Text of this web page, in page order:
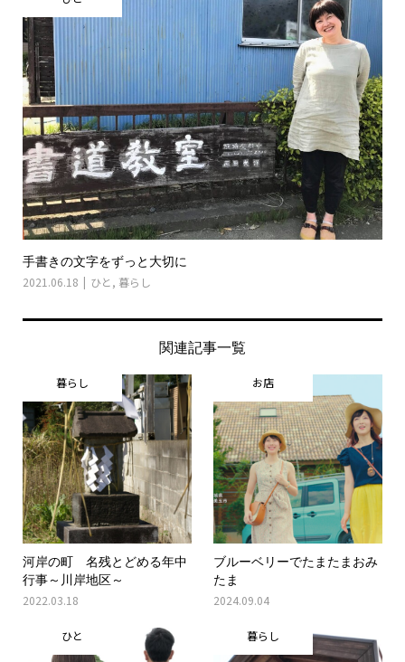
手書きの文字をずっと大切に
2021.06.18 ひと , 暮らし
関連記事一覧
暮らし
河岸の町 名残とどめる年中
行事～川岸地区～
2022.03.18
お店
ブルーベリーでたまたまおみ
たま
2024.09.04
ひと 暮らし